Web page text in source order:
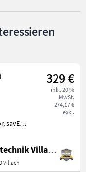
329 €
inkl. 20 %
MwSt.
274,17 €
exkl.
savE
Landtechnik Villach GmbH
Villach